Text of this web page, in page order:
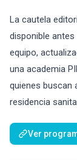
La cautela
disponible
equipo,
una academia
quienes buscan
residencia
Ver